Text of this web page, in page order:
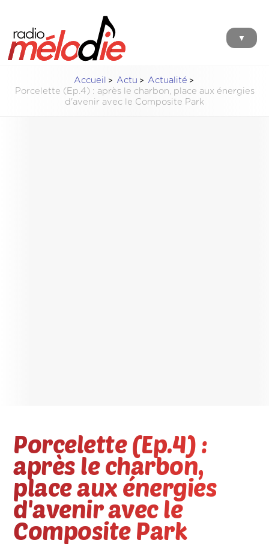
▼
Accueil Actu
Actualité
Porcelette (Ep.4) : après le charbon, place aux énergies
d'avenir avec le Composite Park
Porcelette (Ep.4) :
après le charbon,
place aux énergies
d'avenir avec le
Composite Park